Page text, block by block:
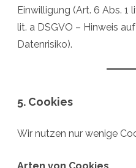
Einwilligung (Art. 6 Abs. 1
lit. a DSGVO – Hinweis
Datenrisiko).
5. Cookies
Wir nutzen nur wenige